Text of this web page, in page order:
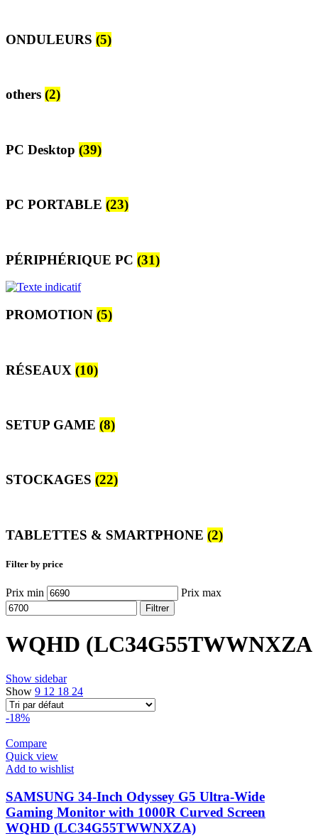
ONDULEURS (5)
others (2)
PC Desktop (39)
PC PORTABLE (23)
PÉRIPHÉRIQUE PC (31)
PROMOTION (5)
RÉSEAUX (10)
SETUP GAME (8)
STOCKAGES (22)
TABLETTES & SMARTPHONE (2)
Filter by price
Prix min Prix max
Filtrer
WQHD (LC34G55TWWNXZA
Show sidebar
Show 9 12 18 24
-18%
Compare
Quick view
Add to wishlist
SAMSUNG 34-Inch Odyssey G5 Ultra-Wide
Gaming Monitor with 1000R Curved Screen
WQHD (LC34G55TWWNXZA)